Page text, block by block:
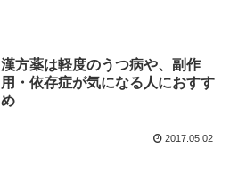
漢方薬は軽度のうつ病や、副作
用・依存症が気になる人におすす
め
2017.05.02